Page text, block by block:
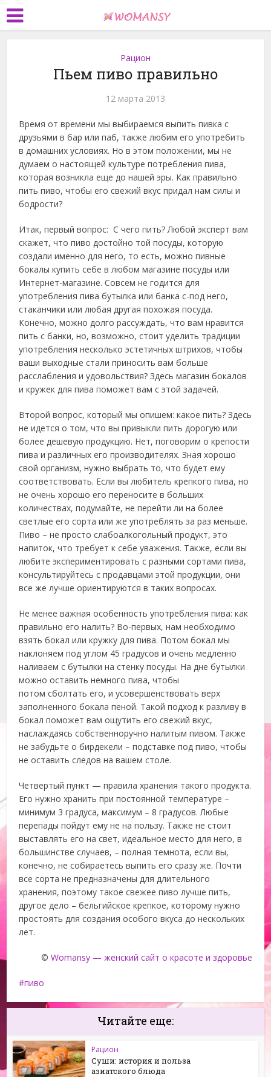
Рацион
Пьем пиво правильно
12 марта 2013
Время от времени мы выбираемся выпить пивка с
друзьями в бар или паб, также любим его употребить
в домашних условиях. Но в этом положении, мы не
думаем о настоящей культуре потребления пива,
которая возникла еще до нашей эры. Как правильно
пить пиво, чтобы его свежий вкус придал нам силы и
бодрости?
Итак, первый вопрос: С чего пить? Любой эксперт вам
скажет, что пиво достойно той посуды, которую
создали именно для него, то есть, можно пивные
бокалы купить себе в любом магазине посуды или
Интернет-магазине. Совсем не годится для
употребления пива бутылка или банка с-под него,
стаканчики или любая другая похожая посуда.
Конечно, можно долго рассуждать, что вам нравится
пить с банки, но, возможно, стоит уделить традиции
употребления несколько эстетичных штрихов, чтобы
ваши выходные стали приносить вам больше
расслабления и удовольствия? Здесь магазин бокалов
и кружек для пива поможет вам с этой задачей.
Второй вопрос, который мы опишем: какое пить? Здесь
не идется о том, что вы привыкли пить дорогую или
более дешевую продукцию. Нет, поговорим о крепости
пива и различных его производителях. Зная хорошо
свой организм, нужно выбрать то, что будет ему
соответствовать. Если вы любитель крепкого пива, но
не очень хорошо его переносите в больших
количествах, подумайте, не перейти ли на более
светлые его сорта или же употреблять за раз меньше.
Пиво – не просто слабоалкогольный продукт, это
напиток, что требует к себе уважения. Также, если вы
любите экспериментировать с разными сортами пива,
консультируйтесь с продавцами этой продукции, они
все же лучше ориентируются в таких вопросах.
Не менее важная особенность употребления пива: как
правильно его налить? Во-первых, нам необходимо
взять бокал или кружку для пива. Потом бокал мы
наклоняем под углом 45 градусов и очень медленно
наливаем с бутылки на стенку посуды. На дне бутылки
можно оставить немного пива, чтобы
потом сболтать его, и усовершенствовать верх
заполненного бокала пеной. Такой подход к разливу в
бокал поможет вам ощутить его свежий вкус,
наслаждаясь собственноручно налитым пивом. Также
не забудьте о бирдекели – подставке под пиво, чтобы
не оставить следов на вашем столе.
Четвертый пункт — правила хранения такого продукта.
Его нужно хранить при постоянной температуре –
минимум 3 градуса, максимум – 8 градусов. Любые
перепады пойдут ему не на пользу. Также не стоит
выставлять его на свет, идеальное место для него, в
большинстве случаев, – полная темнота, если вы,
конечно, не собираетесь выпить его сразу же. Почти
все сорта не предназначены для длительного
хранения, поэтому такое свежее пиво лучше пить,
другое дело – бельгийское крепкое, которому нужно
простоять для создания особого вкуса до нескольких
лет.
© Womansy — женский сайт о красоте и здоровье
пиво
Читайте еще:
Рацион
Суши: история и польза
азиатского блюда